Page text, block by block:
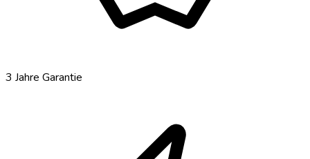
3 Jahre Garantie